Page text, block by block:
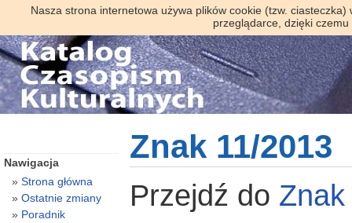
Nasza strona internetowa używa plików cookie (tzw.
przeglądarce, dzięki
Znak 11/2013
Przejdź do Znak
Nawigacja
Strona główna
Ostatnie zmiany
Poradnik